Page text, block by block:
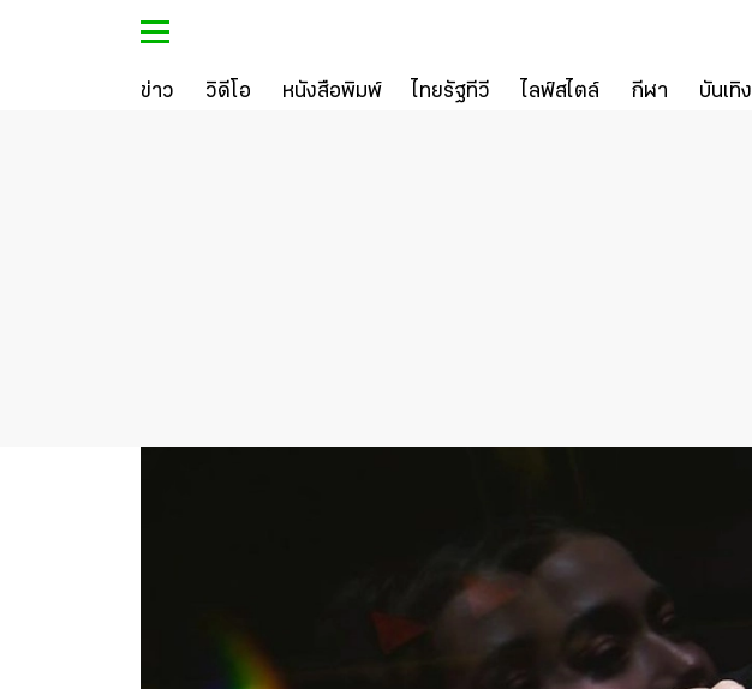
ข่าว วิดีโอ หนังสือพิมพ์ ไทยรัฐทีวี ไลฟ์สไตล์ กีฬา บันเทิง